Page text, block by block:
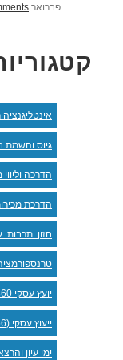
פברואר 20th, 2026
גיוס והשמת
הדרכה וליווי
הדרכת מכירות
חזון. תרבות.
טרנספורמציה
יועץ עסקי 360 (43)
ייעוץ עסקי (356)
ימי עיון